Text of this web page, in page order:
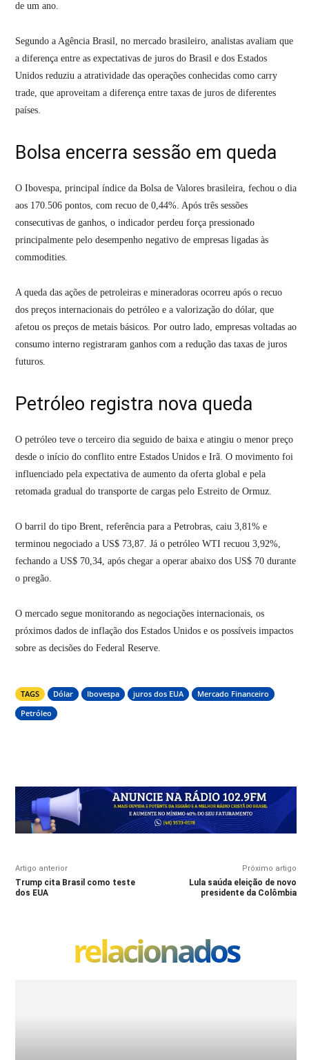
de um ano.
Segundo a Agência Brasil, no mercado brasileiro, analistas avaliam que
a diferença entre as expectativas de juros do Brasil e dos Estados
Unidos reduziu a atratividade das operações conhecidas como carry
trade, que aproveitam a diferença entre taxas de juros de diferentes
países.
Bolsa encerra sessão em queda
O Ibovespa, principal índice da Bolsa de Valores brasileira, fechou o dia
aos 170.506 pontos, com recuo de 0,44%. Após três sessões
consecutivas de ganhos, o indicador perdeu força pressionado
principalmente pelo desempenho negativo de empresas ligadas às
commodities.
A queda das ações de petroleiras e mineradoras ocorreu após o recuo
dos preços internacionais do petróleo e a valorização do dólar, que
afetou os preços de metais básicos. Por outro lado, empresas voltadas ao
consumo interno registraram ganhos com a redução das taxas de juros
futuros.
Petróleo registra nova queda
O petróleo teve o terceiro dia seguido de baixa e atingiu o menor preço
desde o início do conflito entre Estados Unidos e Irã. O movimento foi
influenciado pela expectativa de aumento da oferta global e pela
retomada gradual do transporte de cargas pelo Estreito de Ormuz.
O barril do tipo Brent, referência para a Petrobras, caiu 3,81% e
terminou negociado a US$ 73,87. Já o petróleo WTI recuou 3,92%,
fechando a US$ 70,34, após chegar a operar abaixo dos US$ 70 durante
o pregão.
O mercado segue monitorando as negociações internacionais, os
próximos dados de inflação dos Estados Unidos e os possíveis impactos
sobre as decisões do Federal Reserve.
TAGS Dólar Ibovespa juros dos EUA
Mercado Financeiro
Petróleo
Artigo anterior
Trump cita Brasil como teste
dos EUA
Próximo artigo
Lula saúda eleição de novo
presidente da Colômbia
relacionados